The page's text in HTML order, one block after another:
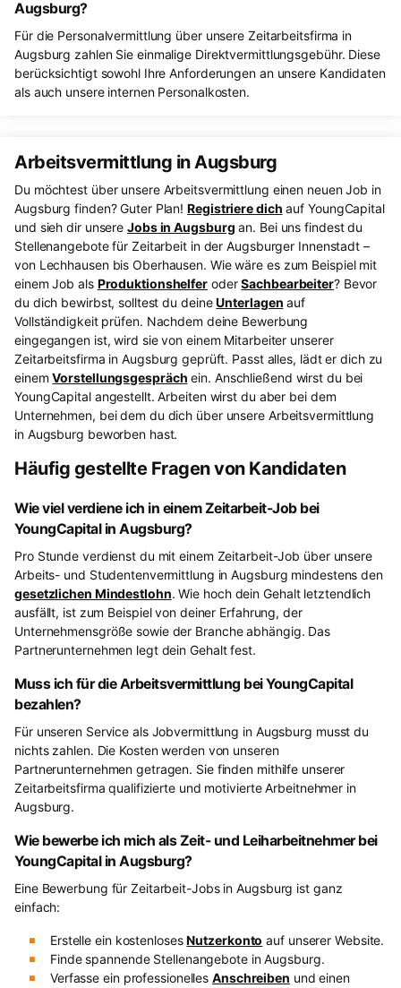
Augsburg?
Für die Personalvermittlung über unsere Zeitarbeitsfirma in
Augsburg zahlen Sie einmalige Direktvermittlungsgebühr. Diese
berücksichtigt sowohl Ihre Anforderungen an unsere Kandidaten
als auch unsere internen Personalkosten.
Arbeitsvermittlung in Augsburg
Du möchtest über unsere Arbeitsvermittlung einen neuen Job in
Augsburg finden? Guter Plan!Registriere dich auf YoungCapital
und sieh dir unsereJobs in Augsburg an. Bei uns findest du
Stellenangebote für Zeitarbeit in der Augsburger Innenstadt –
von Lechhausen bis Oberhausen. Wie wäre es zum Beispiel mit
einem Job als ProduktionshelferoderSachbearbeiter? Bevor
du dich bewirbst, solltest du deineUnterlagen auf
Vollständigkeit prüfen. Nachdem deine Bewerbung
eingegangen ist, wird sie von einem Mitarbeiter unserer
Zeitarbeitsfirma in Augsburg geprüft. Passt alles, lädt er dich zu
einemVorstellungsgespräch ein. Anschließend wirst du bei
YoungCapital angestellt. Arbeiten wirst du aber bei dem
Unternehmen, bei dem du dich über unsere Arbeitsvermittlung
in Augsburg beworben hast.
Häufig gestellte Fragen von Kandidaten
Wie viel verdiene ich in einem Zeitarbeit-Job bei
YoungCapital in Augsburg?
Pro Stunde verdienst du mit einem Zeitarbeit-Job über unsere
Arbeits- und Studentenvermittlung in Augsburg mindestens den
gesetzlichen Mindestlohn. Wie hoch dein Gehalt letztendlich
ausfällt, ist zum Beispiel von deiner Erfahrung, der
Unternehmensgröße sowie der Branche abhängig. Das
Partnerunternehmen legt dein Gehalt fest.
Muss ich für die Arbeitsvermittlung bei YoungCapital
bezahlen?
Für unseren Service als Jobvermittlung in Augsburg musst du
nichts zahlen. Die Kosten werden von unseren
Partnerunternehmen getragen. Sie finden mithilfe unserer
Zeitarbeitsfirma qualifizierte und motivierte Arbeitnehmer in
Augsburg.
Wie bewerbe ich mich als Zeit- und Leiharbeitnehmer bei
YoungCapital in Augsburg?
Eine Bewerbung für Zeitarbeit-Jobs in Augsburg ist ganz
einfach:
Erstelle ein kostenlosesNutzerkonto auf unserer Website.
Finde spannende Stellenangebote in Augsburg.
Verfasse ein professionellesAnschreiben und einen